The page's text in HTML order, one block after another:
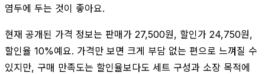
염두에 두는 것이 좋아요.
현재 공개된 가격 정보는 판매가 27,500원, 할인가 24,750원,
할인율 10%예요. 가격만 보면 크게 부담 없는 편으로 느껴질 수
있지만, 구매 만족도는 할인율보다도 세트 구성과 소장 목적에